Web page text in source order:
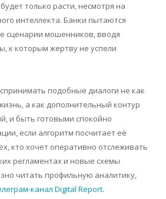
только расти, несмотря на
интеллекта. Банки пытаются
сценарии мошенников, вводя
к которым жертву не успели
подобные диалоги не как
а как дополнительный контур
и быть готовыми спокойно
если алгоритм посчитает её
кто хочет оперативно отслеживать
регламентах и новые схемы
читать профильную аналитику,
канал Digital Report.